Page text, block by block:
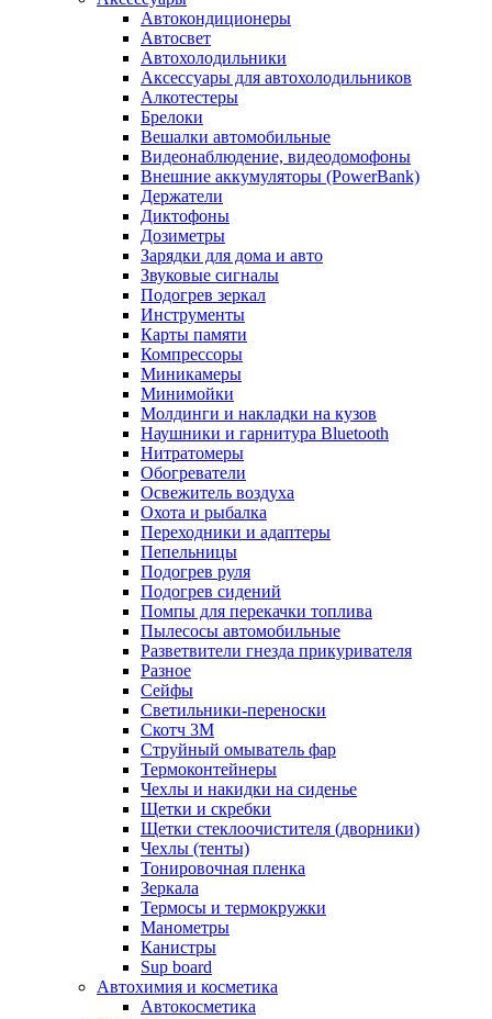
Автокондиционеры
Aвтосвет
Автохолодильники
Аксессуары для автохолодильников
Алкотестеры
Брелоки
Вешалки автомобильные
Видеонаблюдение, видеодомофоны
Внешние аккумуляторы (PowerBank)
Держатели
Диктофоны
Дозиметры
Зарядки для дома и авто
Звуковые сигналы
Подогрев зеркал
Инструменты
Карты памяти
Компрессоры
Миникамеры
Минимойки
Молдинги и накладки на кузов
Наушники и гарнитура Bluetooth
Нитратомеры
Обогреватели
Освежитель воздуха
Охота и рыбалка
Переходники и адаптеры
Пепельницы
Подогрев руля
Подогрев сидений
Помпы для перекачки топлива
Пылесосы автомобильные
Разветвители гнезда прикуривателя
Разное
Сейфы
Светильники-переноски
Скотч 3М
Струйный омыватель фар
Термоконтейнеры
Чехлы и накидки на сиденье
Щетки и скребки
Щетки стеклоочистителя (дворники)
Чехлы (тенты)
Тонировочная пленка
Зеркалa
Термосы и термокружки
Манометры
Канистры
Sup board
Автохимия и косметика
Автокосметика